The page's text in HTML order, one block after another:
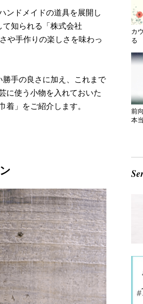
ンドメイドの道具を展開し
知られる「株式会社
や手作りの楽しさを味わっ
手の良さに加え、これまで
に使う小物を入れておいた
着」をご紹介します。
カ
る
前
本